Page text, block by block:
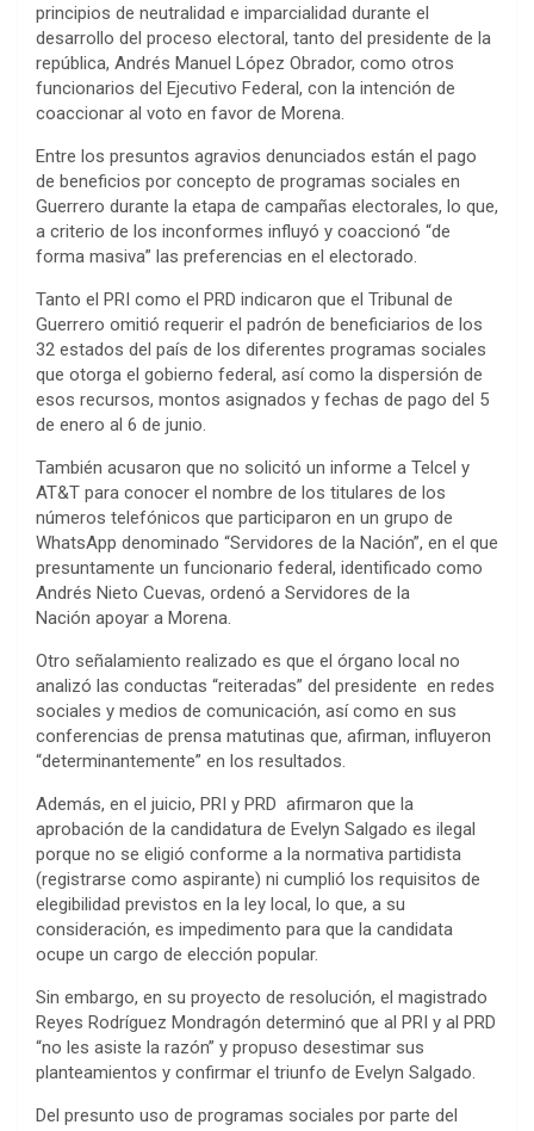
principios de neutralidad e imparcialidad durante el
desarrollo del proceso electoral, tanto del presidente de la
república, Andrés Manuel López Obrador, como otros
funcionarios del Ejecutivo Federal, con la intención de
coaccionar al voto en favor de Morena.
Entre los presuntos agravios denunciados están el pago
de beneficios por concepto de programas sociales en
Guerrero durante la etapa de campañas electorales, lo que,
a criterio de los inconformes influyó y coaccionó “de
forma masiva” las preferencias en el electorado.
Tanto el PRI como el PRD indicaron que el Tribunal de
Guerrero omitió requerir el padrón de beneficiarios de los
32 estados del país de los diferentes programas sociales
que otorga el gobierno federal, así como la dispersión de
esos recursos, montos asignados y fechas de pago del 5
de enero al 6 de junio.
También acusaron que no solicitó un informe a Telcel y
AT&T para conocer el nombre de los titulares de los
números telefónicos que participaron en un grupo de
WhatsApp denominado “Servidores de la Nación”, en el que
presuntamente un funcionario federal, identificado como
Andrés Nieto Cuevas, ordenó a Servidores de la
Nación apoyar a Morena.
Otro señalamiento realizado es que el órgano local no
analizó las conductas “reiteradas” del presidente en redes
sociales y medios de comunicación, así como en sus
conferencias de prensa matutinas que, afirman, influyeron
“determinantemente” en los resultados.
Además, en el juicio, PRI y PRD afirmaron que la
aprobación de la candidatura de Evelyn Salgado es ilegal
porque no se eligió conforme a la normativa partidista
(registrarse como aspirante) ni cumplió los requisitos de
elegibilidad previstos en la ley local, lo que, a su
consideración, es impedimento para que la candidata
ocupe un cargo de elección popular.
Sin embargo, en su proyecto de resolución, el magistrado
Reyes Rodríguez Mondragón determinó que al PRI y al PRD
“no les asiste la razón” y propuso desestimar sus
planteamientos y confirmar el triunfo de Evelyn Salgado.
Del presunto uso de programas sociales por parte del